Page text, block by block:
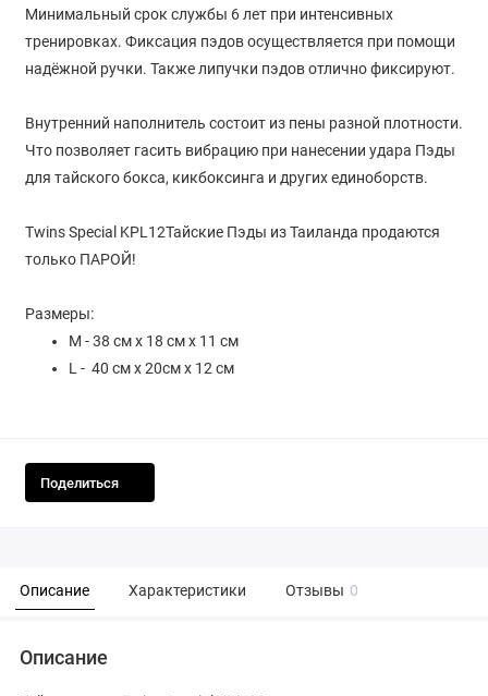
Минимальный срок службы 6 лет при интенсивных
тренировках. Фиксация пэдов осуществляется при помощи
надёжной ручки. Также липучки пэдов отлично фиксируют.
Внутренний наполнитель состоит из пены разной плотности.
Что позволяет гасить вибрацию при нанесении удара Пэды
для тайского бокса, кикбоксинга и других единоборств.
Twins Special KPL12Тайские Пэды из Таиланда продаются
только ПАРОЙ!
Размеры:
М - 38 см х 18 см х 11 см
L - 40 см х 20см х 12 см
Поделиться
Описание Характеристики Отзывы 0
Описание